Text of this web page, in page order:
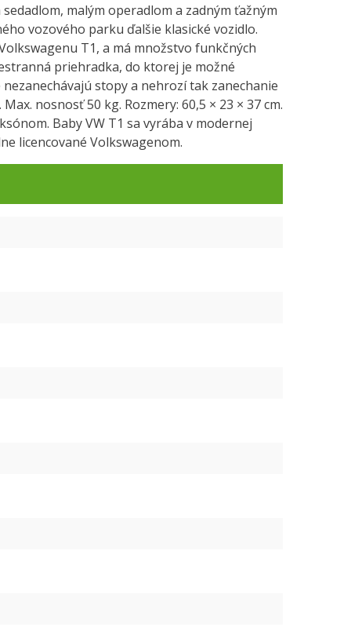
malým operadlom a zadným ťažným
vozového parku ďalšie klasické vozidlo.
T1, a má množstvo funkčných
priehradka, do ktorej je možné
stopy a nehrozí tak zanechanie
nosnosť 50 kg. Rozmery: 60,5 × 23 × 37 cm.
Baby VW T1 sa vyrába v modernej
licencované Volkswagenom.